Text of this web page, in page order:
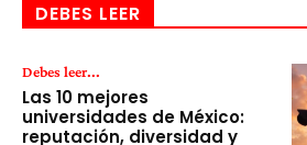
DEBES LEER
Debes leer...
Las 10 mejores
universidades de México:
reputación, diversidad y